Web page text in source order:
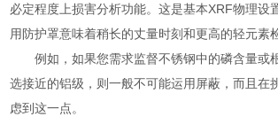
必定程度上损害分析功能。这是基本XRF物理设
用防护罩意味着稍长的丈量时刻和更高的轻元素
例如，如果您需求监督不锈钢中的磷含量或
选接近的铝级，则一般不可能运用屏蔽，而且在
虑到这一点。